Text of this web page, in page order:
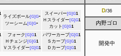
ライズボール[G]G-
ツーシーム[G]G-
スイーパー[G]G1
Ｈスライダー[G]G1
カット [G]G1
フォーク[G]G1
Ｈチェンジ[G]G1
Ｖスライダー[G]G1
パワーカーブ[G]G1
Ｓカーブ[G]G1
Ｄカーブ[G]G1
D/36
内野ゴロ
開発中